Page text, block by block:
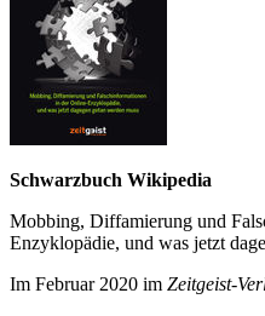
Schwarzbuch Wikipedia
Mobbing, Diffamierung und
Enzyklo­pädie, und was jetzt
Im Februar 2020 im Zeit­geist-